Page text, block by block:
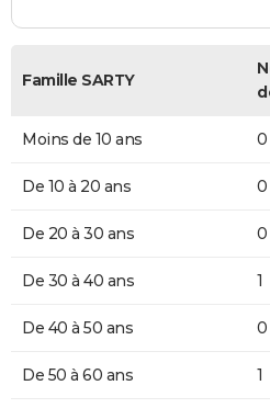
Famille SARTY
Moins de 10 ans 0
De 10 à 20 ans 0
De 20 à 30 ans 0
De 30 à 40 ans 1
De 40 à 50 ans 0
De 50 à 60 ans 1